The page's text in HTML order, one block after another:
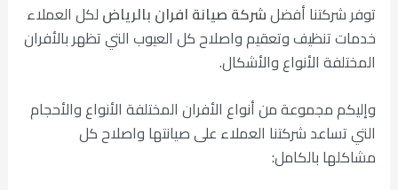
توفر شركتنا أفضلشركة صيانة افران بالرياض لكل العملاء
خدمات تنظيف وتعقيم واصلاح كل العيوب التي تظهر بالأفران
المختلفة الأنواع والأشكال.
وإليكم مجموعة من أنواع الأفران المختلفة الأنواع والأحجام
التي تساعد شركتنا العملاء على صيانتها واصلاح كل
مشاكلها بالكامل: